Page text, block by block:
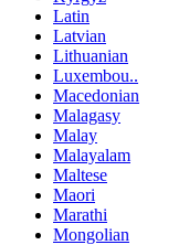
Latin
Latvian
Lithuanian
Luxembou..
Macedonian
Malagasy
Malay
Malayalam
Maltese
Maori
Marathi
Mongolian